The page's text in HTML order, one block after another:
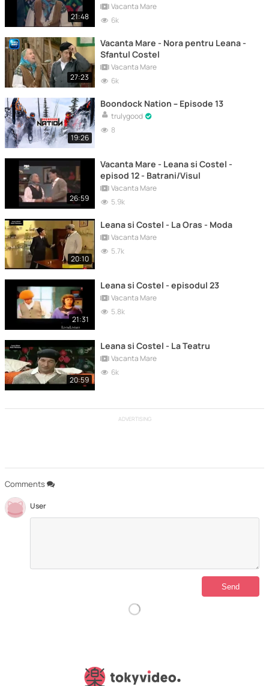
Comments
User
21:48
Vacanta Mare
6k
27:23
Vacanta Mare - Nora pentru Leana -
Sfantul Costel
Vacanta Mare
6k
19:26
Boondock Nation – Episode 13
trulygood
8
26:59
Vacanta Mare - Leana si Costel -
episod 12 - Batrani/Visul
Vacanta Mare
5.9k
20:10
Leana si Costel - La Oras - Moda
Vacanta Mare
5.7k
21:31
Leana si Costel - episodul 23
Vacanta Mare
5.8k
20:59
Leana si Costel - La Teatru
Vacanta Mare
6k
ADVERTISING